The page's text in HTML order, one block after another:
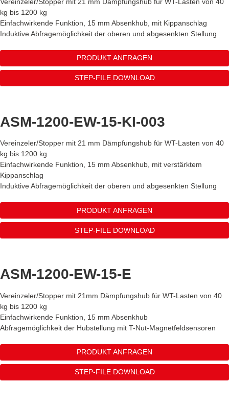
kg bis 1200 kg
Einfachwirkende Funktion, 15 mm Absenkhub, mit Kippanschlag
Induktive Abfragemöglichkeit der oberen und abgesenkten Stellung
PRODUKT ANFRAGEN
STEP-FILE DOWNLOAD
ASM-1200-EW-15-KI-003
Vereinzeler/Stopper mit 21 mm Dämpfungshub für WT-Lasten von 40
kg bis 1200 kg
Einfachwirkende Funktion, 15 mm Absenkhub, mit verstärktem
Kippanschlag
Induktive Abfragemöglichkeit der oberen und abgesenkten Stellung
PRODUKT ANFRAGEN
STEP-FILE DOWNLOAD
ASM-1200-EW-15-E
Vereinzeler/Stopper mit 21mm Dämpfungshub für WT-Lasten von 40
kg bis 1200 kg
Einfachwirkende Funktion, 15 mm Absenkhub
Abfragemöglichkeit der Hubstellung mit T-Nut-Magnetfeldsensoren
PRODUKT ANFRAGEN
STEP-FILE DOWNLOAD